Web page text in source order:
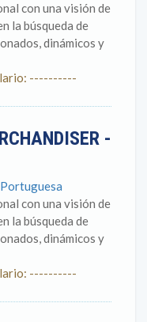
con una visión de
la búsqueda de
dinámicos y
----------
-
con una visión de
la búsqueda de
dinámicos y
----------